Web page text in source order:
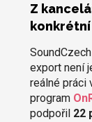
Z
export není
reálné práci
program
podpořil 22